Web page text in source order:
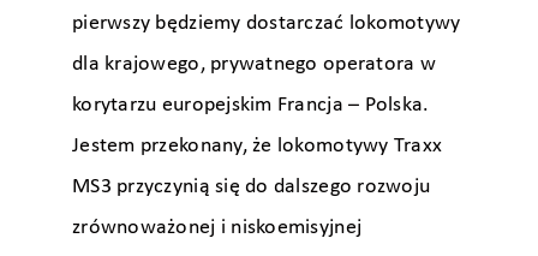
pierwszy będziemy dostarczać lokomotywy
dla krajowego, prywatnego operatora w
korytarzu europejskim Francja – Polska.
Jestem przekonany, że lokomotywy Traxx
MS3 przyczynią się do dalszego rozwoju
zrównoważonej i niskoemisyjnej